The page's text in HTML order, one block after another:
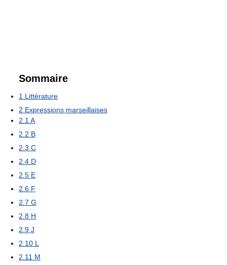
Sommaire
1 Littérature
2 Expressions marseillaises
2.1A
2.2 B
2.3 C
2.4 D
2.5 E
2.6 F
2.7 G
2.8 H
2.9 J
2.10 L
2.11 M